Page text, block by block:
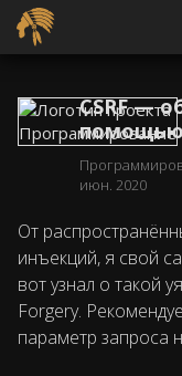
CSRF —
помощью
июн. 2020
От
инъекций, я свой
вот узнал о такой
Forgery.
параметр запроса